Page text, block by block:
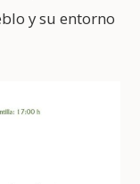
y su entorno